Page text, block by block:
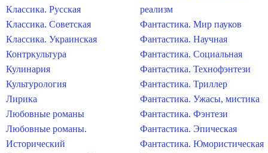
Классика. Русская
Классика. Советская
Классика. Украинская
Контркультура
Кулинария
Культурология
Лирика
Любовные романы
Любовные романы.
Исторический
реализм
Фантастика. Мир пауков
Фантастика. Научная
Фантастика. Социальная
Фантастика. Технофэнтези
Фантастика. Триллер
Фантастика. Ужасы, мистика
Фантастика. Фэнтези
Фантастика. Эпическая
Фантастика. Юмористическая